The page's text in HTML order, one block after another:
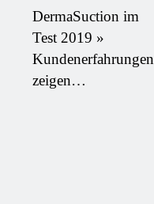
DermaSuction im
Test 2019 »
Kundenerfahrungen
zeigen…